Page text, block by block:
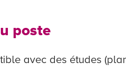
poste
avec des études